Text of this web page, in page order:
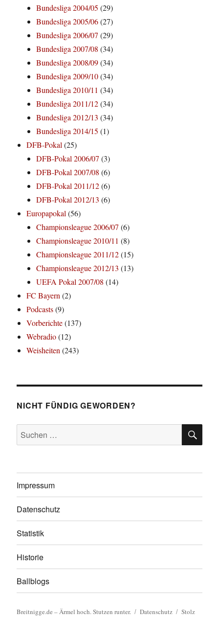
Bundesliga 2004/05 (29)
Bundesliga 2005/06(27)
Bundesliga 2006/07 (29)
Bundesliga 2007/08 (34)
Bundesliga 2008/09(34)
Bundesliga 2009/10(34)
Bundesliga 2010/11 (34)
Bundesliga 2011/12(34)
Bundesliga 2012/13 (34)
Bundesliga 2014/15 (1)
DFB-Pokal(25)
DFB-Pokal 2006/07 (3)
DFB-Pokal 2007/08 (6)
DFB-Pokal 2011/12(6)
DFB-Pokal 2012/13 (6)
Europapokal(56)
Championsleague 2006/07 (6)
Championsleague 2010/11 (8)
Championsleague 2011/12(15)
Championsleague 2012/13 (13)
UEFA Pokal 2007/08 (14)
FC Bayern(2)
Podcasts(9)
Vorberichte(137)
Webradio(12)
Weisheiten(243)
NICHT FÜNDIG GEWORDEN?
Suchen
nach:
Impressum
Datenschutz
Statistik
Historie
Ballblogs
Breitnigge.de – Ärmel hoch. Stutzen runter. Datenschutz Stolz